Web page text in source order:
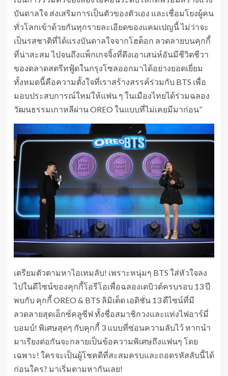
บันดาลใจ ส่งเสริมการเป็นตัวของตัวเอง และเชื่อมโยงผู้คน
ทั่วโลกเข้าด้วยกันทุกรายละเอียดของแคมเปญนี้ ไม่ว่าจะ
เป็นรสชาติที่ได้แรงบันดาลใจจากโฮต็อก ลวดลายบนคุกกี้
ที่น่าสะสม ไปจนถึงแพ็กเกจจิ้งที่ดึงเอาเสน่ห์อันมีชีวิตชีวา
ของตลาดสตรีทฟู้ดในกรุงโซลออกมาได้อย่างยอดเยี่ยม
ทั้งหมดนี้คือความตั้งใจที่เราสร้างสรรค์ร่วมกับ BTS เพื่อ
มอบประสบการณ์ใหม่ให้แฟน ๆ ในเมืองไทยได้ร่วมฉลอง
วัฒนธรรมเกาหลีผ่าน OREO ในแบบที่ไม่เคยมีมาก่อน”
เตรียมตัวตามหาไอเทมลับ! เพราะหนุ่มๆ BTS ใส่หัวใจลง
ไปในดีไซน์ของคุกกี้โอรีโอเพื่อฉลองเดบิวต์ครบรอบ 13 ปี
พบกับ คุกกี้ OREO & BTS ลิมิเต็ด เอดิชั่น 13 ดีไซน์ที่มี
ลวดลายสุดเอ็กซ์คลูซีฟ ทั้งชื่อสมาชิกวงและแท่งไฟอาร์มี่
บอมบ์! พิเศษสุดๆ กับคุกกี้ 3 แบบที่ซ่อนความลับไว้ หากนำ
มาเรียงต่อกันจะกลายเป็นข้อความพิเศษถึงแฟนๆ โดย
เฉพาะ! ใครจะเป็นผู้โชคดีที่สะสมครบและถอดรหัสลับนี้ได้
ก่อนใคร? มาเริ่มตามหากันเลย!